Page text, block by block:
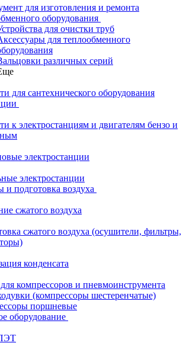
для изготовления и ремонта
оборудования
для очистки труб
для теплообменного
различных серий
для сантехнического оборудования
к электростанциям и двигателям бензо и
электростанции
электростанции
и подготовка воздуха
сжатого воздуха
сжатого воздуха (осушители, фильтры,
конденсата
компрессоров и пневмоинструмента
(компрессоры шестеренчатые)
поршневые
оборудование